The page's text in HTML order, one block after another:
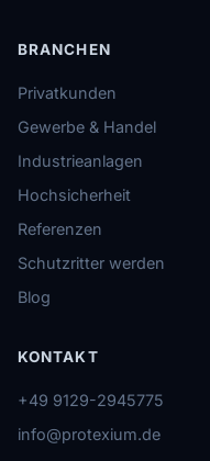
BRANCHEN
Privatkunden
Gewerbe & Handel
Industrieanlagen
Hochsicherheit
Referenzen
Schutzritter werden
Blog
KONTAKT
+49 9129-2945775
info@protexium.de